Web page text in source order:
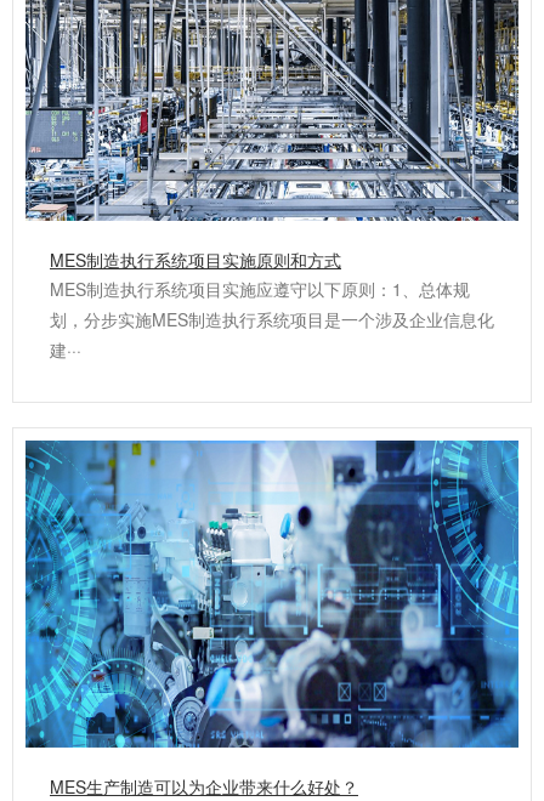
MES制造执行系统项目实施原则和方式
MES制造执行系统项目实施应遵守以下原则：1、总体规
划，分步实施MES制造执行系统项目是一个涉及企业信息化
建···
MES生产制造可以为企业带来什么好处？